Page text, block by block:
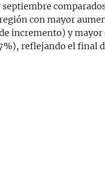
con mayor
incremento) y mayor
reflejando el final